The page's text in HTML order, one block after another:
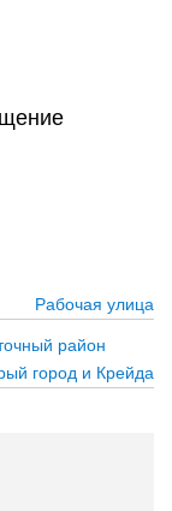
Рабочая улица
район
город и Крейда